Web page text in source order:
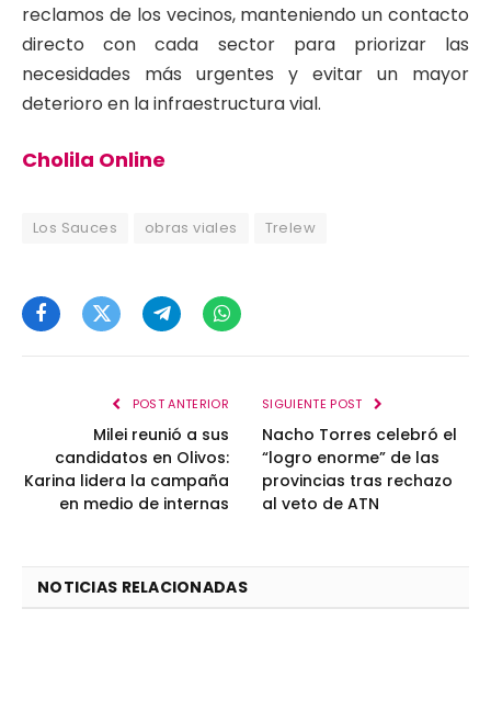
reclamos de los vecinos, manteniendo un contacto
directo con cada sector para priorizar las
necesidades más urgentes y evitar un mayor
deterioro en la infraestructura vial.
Cholila Online
Los Sauces obras viales Trelew
FacebookTwitterTelegramWhatsApp
POST ANTERIOR
Milei reunió a sus
candidatos en Olivos:
Karina lidera la campaña
en medio de internas
SIGUIENTE POST
Nacho Torres celebró el
“logro enorme” de las
provincias tras rechazo
al veto de ATN
NOTICIAS RELACIONADAS